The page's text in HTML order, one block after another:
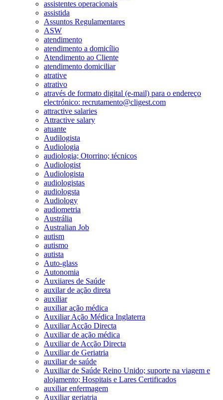
assistentes operacionais
assistida
Assuntos Regulamentares
ASW
atendimento
atendimento a domicílio
Atendimento ao Cliente
atendimento domiciliar
atrative
atrativo
através de formato digital (e-mail) para o endereço
electrónico: recrutamento@cligest.com
attractive salaries
Attractive salary
atuante
Audilogista
Audiologia
audiologia; Otorrino; técnicos
Audiologist
Audiologista
audiologistas
audiologsta
Audiology
audiometria
Austrália
Australian Job
autism
autismo
autista
Auto-glass
Autonomia
Auxiiares de Saúde
auxilar de ação direta
auxiliar
auxiliar ação médica
Auxiliar Ação Médica Inglaterra
Auxiliar Acção Directa
Auxiliar de ação médica
Auxiliar de Acção Directa
Auxiliar de Geriatria
auxiliar de saúde
Auxiliar de Saúde Reino Unido; suporte na viagem e
alojamento; Hospitais e Lares Certificados
auxiliar enfermagem
Auxiliar geriatria